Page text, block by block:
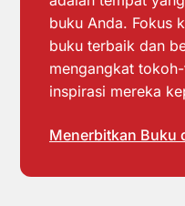
buku Anda. Fokus
buku terbaik dan
mengangkat
inspirasi mereka
Menerbitkan Buku